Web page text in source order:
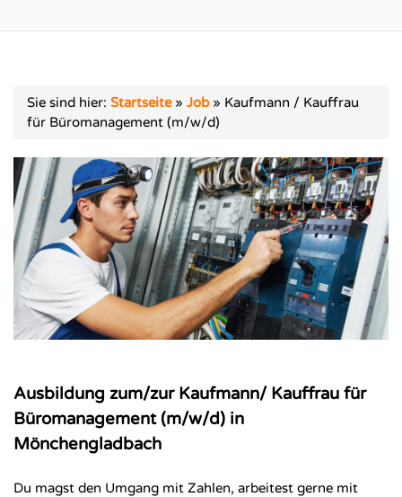
Sie sind hier: Startseite» Job» Kaufmann / Kauffrau
für Büromanagement (m/w/d)
Ausbildung zum/zur Kaufmann/ Kauffrau für
Büromanagement (m/w/d) in
Mönchengladbach
Du magst den Umgang mit Zahlen, arbeitest gerne mit